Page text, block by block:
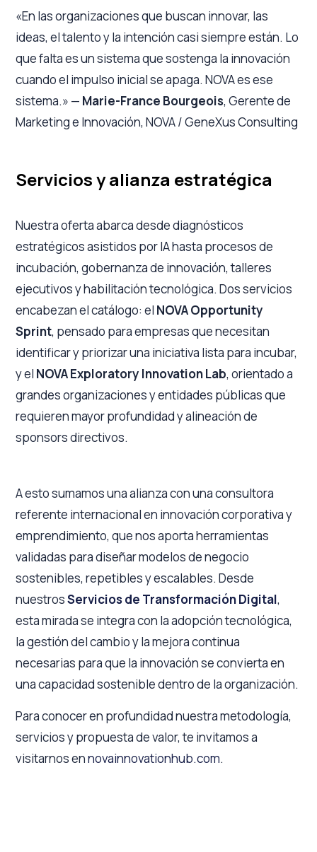
«En las organizaciones que buscan innovar, las
ideas, el talento y la intención casi siempre están. Lo
que falta es un sistema que sostenga la innovación
cuando el impulso inicial se apaga. NOVA es ese
sistema.» — Marie-France Bourgeois, Gerente de
Marketing e Innovación, NOVA / GeneXus Consulting
Servicios y alianza estratégica
Nuestra oferta abarca desde diagnósticos
estratégicos asistidos por IA hasta procesos de
incubación, gobernanza de innovación, talleres
ejecutivos y habilitación tecnológica. Dos servicios
encabezan el catálogo: el NOVA Opportunity
Sprint, pensado para empresas que necesitan
identificar y priorizar una iniciativa lista para incubar,
y el NOVA Exploratory Innovation Lab, orientado a
grandes organizaciones y entidades públicas que
requieren mayor profundidad y alineación de
sponsors directivos.
A esto sumamos una alianza con una consultora
referente internacional en innovación corporativa y
emprendimiento, que nos aporta herramientas
validadas para diseñar modelos de negocio
sostenibles, repetibles y escalables. Desde
nuestrosServicios de Transformación Digital,
esta mirada se integra con la adopción tecnológica,
la gestión del cambio y la mejora continua
necesarias para que la innovación se convierta en
una capacidad sostenible dentro de la organización.
Para conocer en profundidad nuestra metodología,
servicios y propuesta de valor, te invitamos a
visitarnos ennovainnovationhub.com.